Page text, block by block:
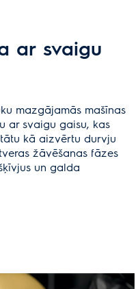
ar svaigu
mazgājamās mašīnas
ar svaigu gaisu, kas
kā aizvērtu durvju
žāvēšanas fāzes
un galda